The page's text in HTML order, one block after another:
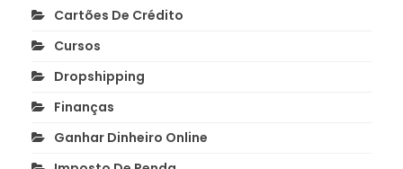
Cartões De Crédito
Cursos
Dropshipping
Finanças
Ganhar Dinheiro Online